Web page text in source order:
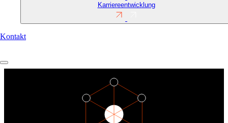
Karriereentwicklung
Contact
Kontakt